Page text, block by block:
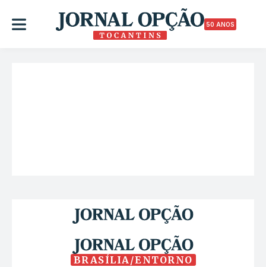
50 ANOS
BRASÍLIA/ENTORNO